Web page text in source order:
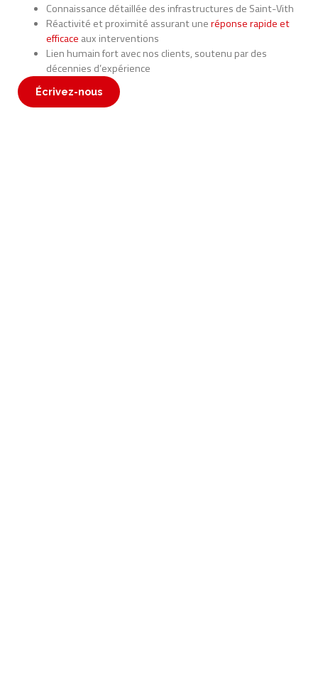
Connaissance détaillée des infrastructures de Saint-Vith
Réactivité et proximité assurant uneréponse rapide et
efficace aux interventions
Lien humain fort avec nos clients, soutenu par des
décennies d’expérience
Écrivez-nous